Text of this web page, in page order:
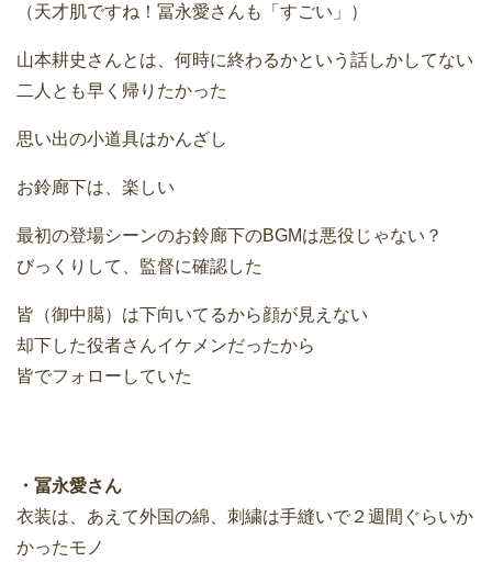
（天才肌ですね！冨永愛さんも「すごい」）
山本耕史さんとは、何時に終わるかという話しかしてない
二人とも早く帰りたかった
思い出の小道具はかんざし
お鈴廊下は、楽しい
最初の登場シーンのお鈴廊下のBGMは悪役じゃない？
びっくりして、監督に確認した
皆（御中臈）は下向いてるから顔が見えない
却下した役者さんイケメンだったから
皆でフォローしていた
・冨永愛さん
衣装は、あえて外国の綿、刺繍は手縫いで２週間ぐらいか
かったモノ